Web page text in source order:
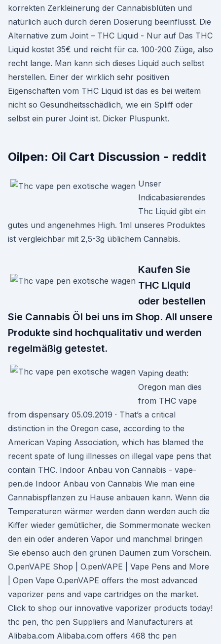
korrekten Zerkleinerung der Cannabisblüten und
natürlich auch durch deren Dosierung beeinflusst. Die
Alternative zum Joint – THC Liquid - Nur auf Das THC
Liquid kostet 35€ und reicht für ca. 100-200 Züge, also
recht lange. Man kann sich dieses Liquid auch selbst
herstellen. Einer der wirklich sehr positiven
Eigenschaften vom THC Liquid ist das es bei weitem
nicht so Gesundheitsschädlich, wie ein Spliff oder
selbst ein purer Joint ist. Dicker Pluspunkt.
Oilpen: Oil Cart Discussion - reddit
Unser
Indicabasierendes
Thc Liquid gibt ein
gutes und angenehmes High. 1ml unseres Produktes
ist vergleichbar mit 2,5-3g üblichem Cannabis.
Kaufen Sie
THC Liquid
oder bestellen
Sie Cannabis Öl bei uns im Shop. All unsere
Produkte sind hochqualitativ und werden
regelmäßig getestet.
Vaping death:
Oregon man dies
from THC vape
from dispensary 05.09.2019 · That’s a critical
distinction in the Oregon case, according to the
American Vaping Association, which has blamed the
recent spate of lung illnesses on illegal vape pens that
contain THC. Indoor Anbau von Cannabis - vape-
pen.de Indoor Anbau von Cannabis Wie man eine
Cannabispflanzen zu Hause anbauen kann. Wenn die
Temperaturen wärmer werden dann werden auch die
Kiffer wieder gemütlicher, die Sommermonate wecken
den ein oder anderen Vapor und manchmal bringen
Sie ebenso auch den grünen Daumen zum Vorschein.
O.penVAPE Shop | O.penVAPE | Vape Pens and More
| Open Vape O.penVAPE offers the most advanced
vaporizer pens and vape cartridges on the market.
Click to shop our innovative vaporizer products today!
thc pen, thc pen Suppliers and Manufacturers at
Alibaba.com Alibaba.com offers 468 thc pen